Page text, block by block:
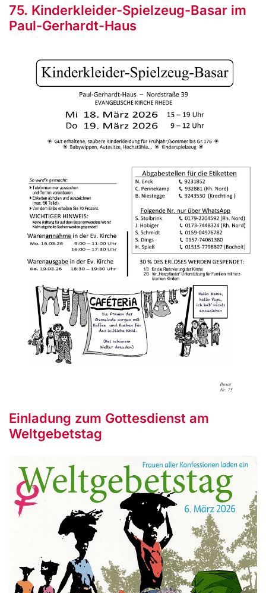
75. Kinderkleider-Spielzeug-Basar im
Paul-Gerhardt-Haus
Einladung zum Gottesdienst am
Weltgebetstag